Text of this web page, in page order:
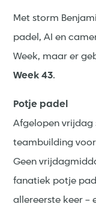
Met storm
padel, AI en
Week, maar er
Week 43.
Potje padel
Afgelopen vrijdag
teambuilding voor
Geen
fanatiek potje
allereerste keer –